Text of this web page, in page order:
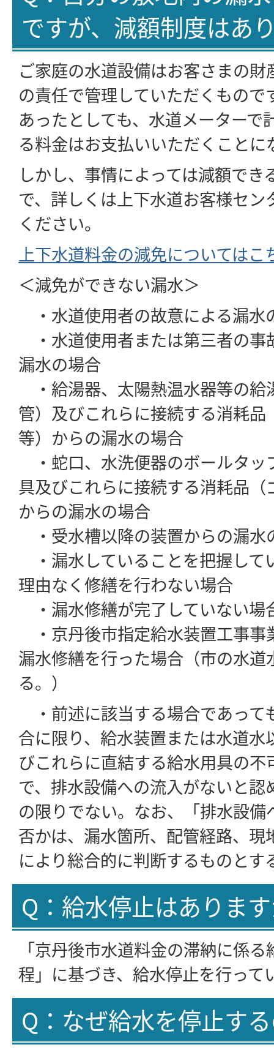
ですが、減額制度はあ
ご家庭の水道設備はお客さまの
の責任で管理していただくもので
あったとしても、水道メーターで
る料金はお支払いいただくことに
しかし、事情によっては減額でき
で、詳しくは上下水道お客様セ
ください。
上下水道料金の減免についてはこ
＜減免ができない漏水＞
・水道使用者の故意による漏水
・水道使用者または第三者の事
漏水の場合
・給湯器、太陽熱温水器等の給
管）及びこれらに接続する消耗品
等）からの漏水の場合
・蛇口、水洗便器のボールタッ
具及びこれらに接続する消耗品（
からの漏水の場合
・受水槽以降の装置からの漏水
・漏水していることを把握して
理由なく修繕を行わない場合
・漏水修繕が完了していない場
・京丹後市指定給水装置工事事
漏水修繕を行った場合（市の水道
る。）
・前述に該当する場合であって
合に限り、給水装置または水道水
びこれらに直結する給水用具の不
で、排水設備への流入がないと
の限りでない。なお、「排水設
否かは、漏水箇所、配管経路、現
により総合的に判断するものとす
Q：給水停止はありま
「京丹後市水道料金の滞納に係
程」に基づき、給水停止を行って
Q：なぜ給水を停止す